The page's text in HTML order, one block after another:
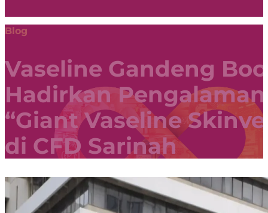
Blog
Vaseline Gandeng
Hadirkan
“Giant Vaseline
di CFD Sarinah